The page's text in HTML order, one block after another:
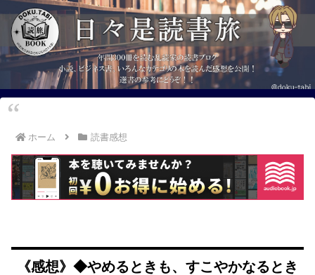
ホーム 読書感想
《感想》◆やめるときも、すこやかなるとき